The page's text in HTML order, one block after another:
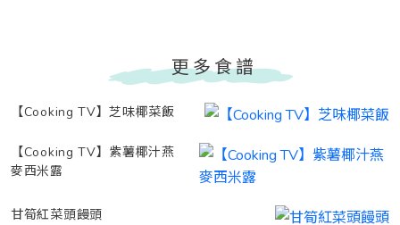
更多食譜
【Cooking TV】芝味椰菜飯
【Cooking TV】紫薯椰汁燕
麥西米露
甘筍紅菜頭饅頭